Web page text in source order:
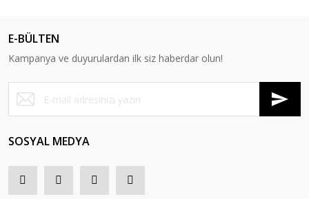
E-BÜLTEN
Kampanya ve duyurulardan ilk siz haberdar olun!
SOSYAL MEDYA